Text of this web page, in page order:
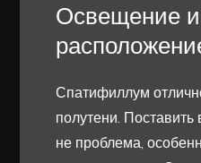
Освещение и
Спатифиллум
полутени.
не проблема,